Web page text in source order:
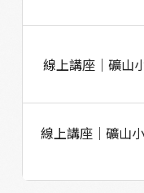
線上講座｜礦山
線上講座｜礦山